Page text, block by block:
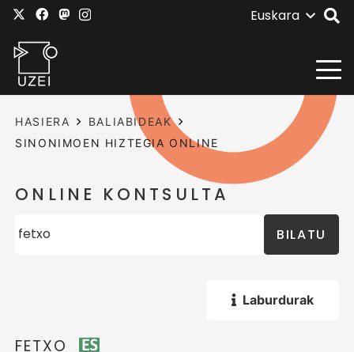
Euskara
HASIERA
BALIABIDEAK
SINONIMOEN HIZTEGIA ONLINE
ONLINE KONTSULTA
BILATU
Laburdurak
FETXO